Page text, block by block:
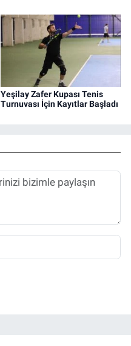
Yeşilay Zafer Kupası Tenis
Turnuvası İçin Kayıtlar Başladı